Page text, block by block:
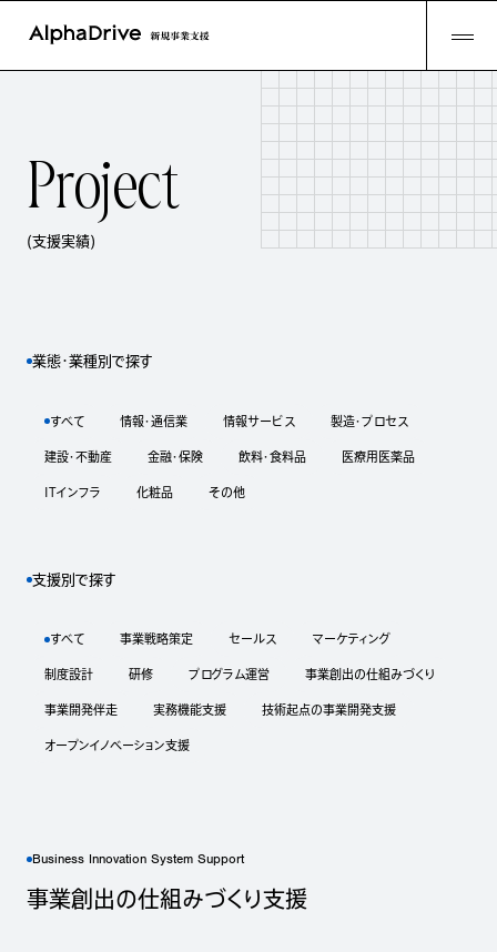
Project
(支援実績)
業態・業種別で探す
すべて 情報・通信業 情報サービス 製造・プロセス
建設・不動産 金融・保険 飲料・食料品 医療用医薬品
ITインフラ 化粧品 その他
支援別で探す
すべて 事業戦略策定 セールス マーケティング
制度設計 研修 プログラム運営 事業創出の仕組みづくり
事業開発伴走 実務機能支援 技術起点の事業開発支援
オープンイノベーション支援
Business Innovation System Support
事業創出の仕組みづくり支援